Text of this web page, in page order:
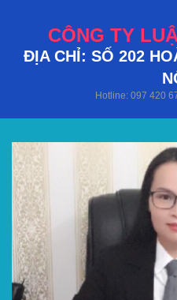
CÔNG TY
ĐỊA CHỈ: SỐ 202
Hotline: 097 420